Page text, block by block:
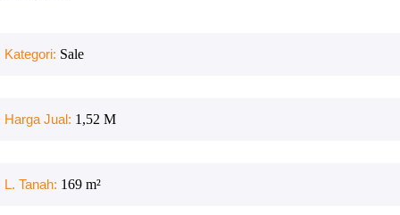
Kategori: Sale
Harga Jual: 1,52 M
L. Tanah: 169 m²